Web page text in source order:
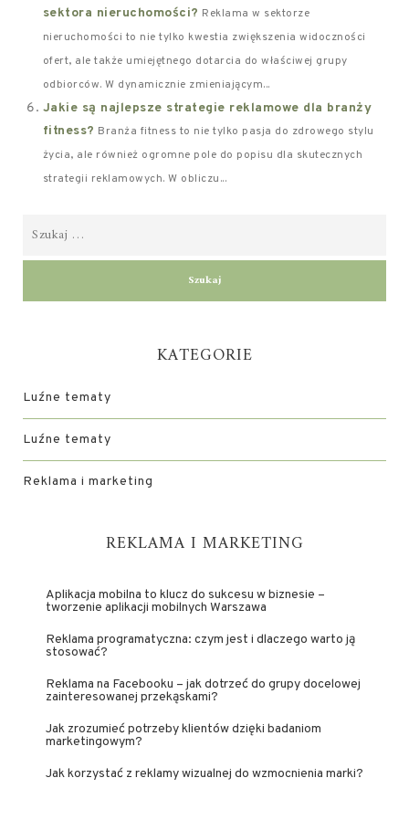
sektora nieruchomości? Reklama w sektorze
nieruchomości to nie tylko kwestia zwiększenia widoczności
ofert, ale także umiejętnego dotarcia do właściwej grupy
odbiorców. W dynamicznie zmieniającym...
Jakie są najlepsze strategie reklamowe dla branży
fitness? Branża fitness to nie tylko pasja do zdrowego stylu
życia, ale również ogromne pole do popisu dla skutecznych
strategii reklamowych. W obliczu...
KATEGORIE
Luźne tematy
Luźne tematy
Reklama i marketing
REKLAMA I MARKETING
Aplikacja mobilna to klucz do sukcesu w biznesie –
tworzenie aplikacji mobilnych Warszawa
Reklama programatyczna: czym jest i dlaczego warto ją
stosować?
Reklama na Facebooku – jak dotrzeć do grupy docelowej
zainteresowanej przekąskami?
Jak zrozumieć potrzeby klientów dzięki badaniom
marketingowym?
Jak korzystać z reklamy wizualnej do wzmocnienia marki?